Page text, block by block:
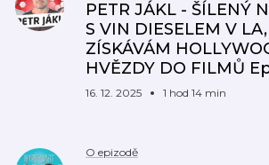
PETR JÁKL - ŠÍLENÝ
S VIN DIESELEM V
ZÍSKÁVÁM
HVĚZDY DO FILMŮ
16. 12. 2025 1 hod 14 min
O epizodě